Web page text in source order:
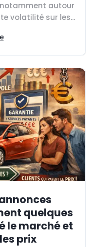
autour
volatilité sur les...
quelques
le marché et
prix